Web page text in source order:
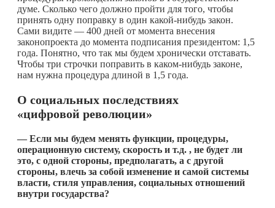
думе. Сколько чего должно пройти для того, чтобы
принять одну поправку в один какой-нибудь закон.
Сами видите — 400 дней от момента внесения
законопроекта до момента подписания президентом: 1,5
года. Понятно, что так мы будем хронически отставать.
Чтобы три строчки поправить в каком-нибудь законе,
нам нужна процедура длиной в 1,5 года.
О социальных последствиях
«цифровой революции»
— Если мы будем менять функции, процедуры,
операционную систему, скорость и т.д. , не будет ли
это, с одной стороны, предполагать, а с другой
стороны, влечь за собой изменение и самой системы
власти, стиля управления, социальных отношений
внутри государства?